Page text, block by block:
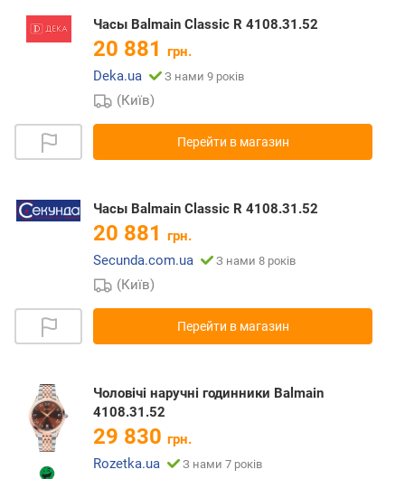
Часы Balmain Classic R 4108.31.52
20 881 грн.
Deka.ua
З нами 9 років
(Київ)
Перейти в магазин
Часы Balmain Classic R 4108.31.52
20 881 грн.
Secunda.com.ua
З нами 8 років
(Київ)
Перейти в магазин
Чоловічі наручні годинники Balmain
4108.31.52
29 830 грн.
Rozetka.ua
З нами 7 років